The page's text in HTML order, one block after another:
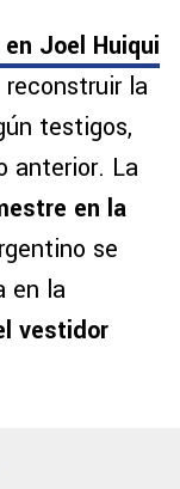
Joel Huiqui
la
testigos,
anterior. La
en la
se
en la
vestidor